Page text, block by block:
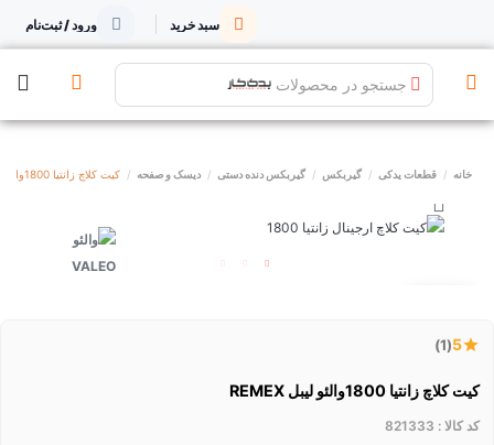
سبد خرید ورود / ثبت‌نام
جستجو در محصولات
خانه قطعات یدکی گیربکس گیربکس دنده دستی دیسک و صفحه کیت کلاچ زانتیا 1800والئو لیبل REMEX
5
(1)
کیت کلاچ زانتیا 1800والئو لیبل REMEX
کد کالا : 821333